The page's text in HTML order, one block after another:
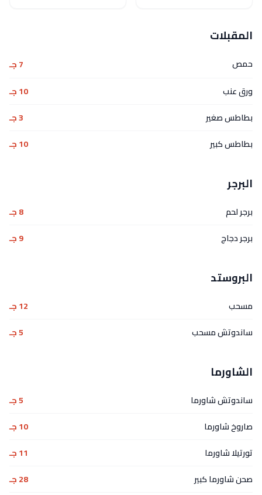
المقبلات
حمص
7 جـ
ورق عنب
10 جـ
بطاطس صغير
3 جـ
بطاطس كبير
10 جـ
البرجر
برجر لحم
8 جـ
برجر دجاج
9 جـ
البروستد
مسحب
12 جـ
ساندوتش مسحب
5 جـ
الشاورما
ساندوتش شاورما
5 جـ
صاروخ شاورما
10 جـ
تورتيلا شاورما
11 جـ
صحن شاورما كبير
28 جـ